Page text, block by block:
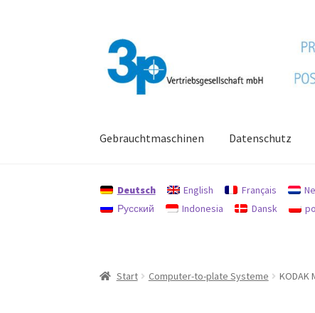
Navigation
springen
Zum
Inhalt
springen
Gebrauchtmaschinen Datenschutz
Deutsch English Français
Русский
Indonesia Dansk
Start Computer-to-plate Systeme KODAK